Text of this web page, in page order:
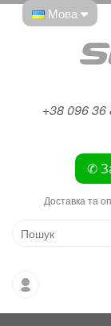
Мова
+38 096 36
✆
Доставка та